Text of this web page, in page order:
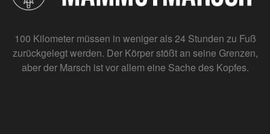
100 Kilometer müssen in weniger als 24 Stunden zu Fuß
zurückgelegt werden. Der Körper stößt an seine Grenzen,
aber der Marsch ist vor allem eine Sache des Kopfes.